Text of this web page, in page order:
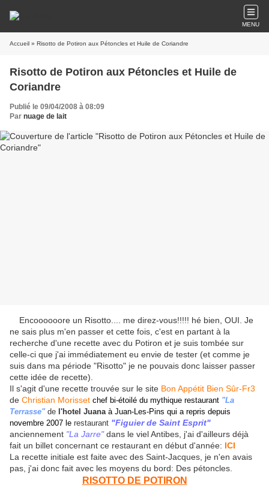
MENU
Accueil » Risotto de Potiron aux Pétoncles et Huile de Coriandre
Risotto de Potiron aux Pétoncles et Huile de
Coriandre
Publié le 09/04/2008 à 08:09
Par nuage de lait
Encoooooore un Risotto.... me direz-vous!!!!! hé bien, OUI. Je
ne sais plus m'en passer et cette fois, c'est en partant à la
recherche d'une recette avec du Potiron et je suis tombée sur
celle-ci que j'ai immédiatement eu envie de tester (et comme je
suis dans ma période "Risotto" je ne pouvais donc laisser passer
cette idée de recette).
Il s'agit d'une recette trouvée sur le site Bon Appétit Bien Sûr-Fr3
de Christian Morisset chef bi-étoilé du mythique restaurant "La
Terrasse"de l'hotel Juana à Juan-Les-Pins qui a repris depuis
novembre 2007 le restaurant "Figuier de Saint Esprit"
anciennement "La Jarre"dans le viel Antibes, j'ai d'ailleurs déjà
fait un billet concernant ce restaurant en début d'année: ICI
La recette initiale est faite avec des Saint-Jacques, je n'en avais
pas, j'ai donc fait avec les moyens du bord: Des pétoncles.
RISOTTO DE POTIRON